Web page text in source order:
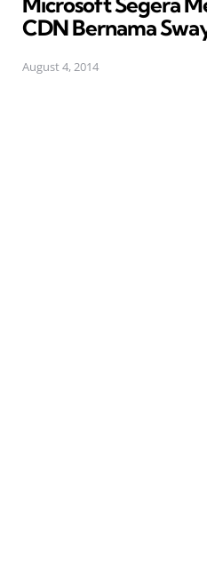
CDN Bernama
August 4, 2014